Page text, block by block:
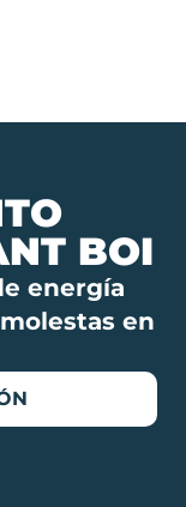
BOI
energía
en